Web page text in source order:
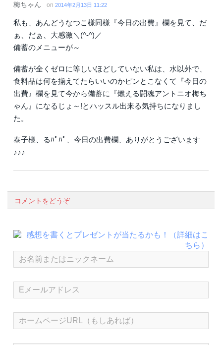
梅ちゃん on 2014年2月13日 11:22
私も、あんどうなつこ様同様『今日の出費』欄を見て、だ
ぁ、だぁ、大感激＼(^-^)／
備蓄のメニューが～
備蓄が全くゼロに等しいほどしていない私は、水以外で、
食料品は何を揃えてたらいいのかピンとこなくて『今日の
出費』欄を見て今から備蓄に『燃える闘魂アントニオ梅ち
ゃん』になるじょ～!とハッスル出来る気持ちになりまし
た。
泰子様、るﾊﾟﾊﾟ、今日の出費欄、ありがとうございます
♪♪♪
コメントをどうぞ